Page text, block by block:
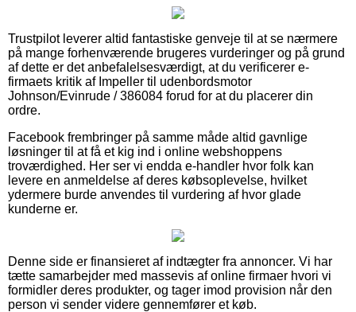
Trustpilot leverer altid fantastiske genveje til at se nærmere
på mange forhenværende brugeres vurderinger og på grund
af dette er det anbefalelsesværdigt, at du verificerer e-
firmaets kritik af Impeller til udenbordsmotor
Johnson/Evinrude / 386084 forud for at du placerer din
ordre.
Facebook frembringer på samme måde altid gavnlige
løsninger til at få et kig ind i online webshoppens
troværdighed. Her ser vi endda e-handler hvor folk kan
levere en anmeldelse af deres købsoplevelse, hvilket
ydermere burde anvendes til vurdering af hvor glade
kunderne er.
Denne side er finansieret af indtægter fra annoncer. Vi har
tætte samarbejder med massevis af online firmaer hvori vi
formidler deres produkter, og tager imod provision når den
person vi sender videre gennemfører et køb.